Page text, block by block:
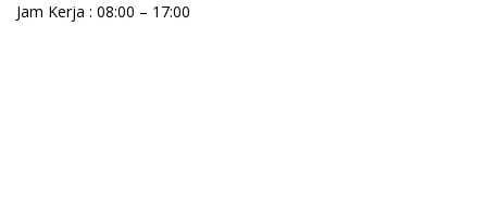
Jam Kerja : 08:00 – 17:00